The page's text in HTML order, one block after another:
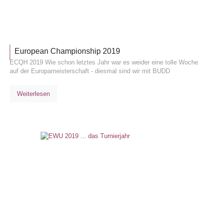
European Championship 2019
ECQH 2019 Wie schon letztes Jahr war es weider eine tolle Woche
auf der Europameisterschaft - diesmal sind wir mit BUDD
Weiterlesen